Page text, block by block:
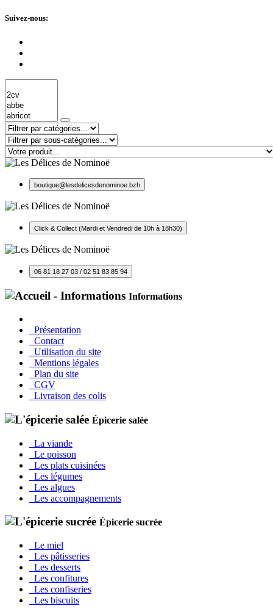
Suivez-nous:
boutique@lesdelicesdenominoe.bzh
Click & Collect (Mardi et Vendredi de 10h à 18h30)
06 81 18 27 03 / 02 51 83 85 94
Informations
Présentation
Contact
Utilisation du site
Mentions légales
Plan du site
CGV
Livraison des colis
Épicerie salée
La viande
Le poisson
Les plats cuisinées
Les légumes
Les algues
Les accompagnements
Épicerie sucrée
Le miel
Les pâtisseries
Les desserts
Les confitures
Les confiseries
Les biscuits